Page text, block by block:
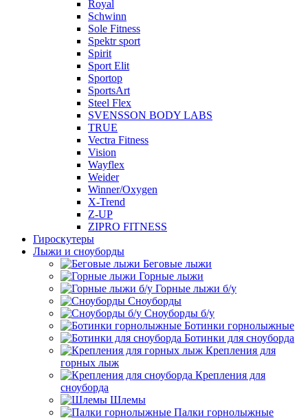
Royal
Schwinn
Sole Fitness
Spektr sport
Spirit
Sport Elit
Sportop
SportsArt
Steel Flex
SVENSSON BODY LABS
TRUE
Vectra Fitness
Vision
Wayflex
Weider
Winner/Oxygen
X-Trend
Z-UP
ZIPRO FITNESS
Гироскутеры
Лыжи и сноуборды
Беговые лыжи
Горные лыжи
Горные лыжи б/у
Сноуборды
Сноуборды б/у
Ботинки горнолыжные
Ботинки для сноуборда
Крепления для
горных лыж
Крепления для
сноуборда
Шлемы
Палки горнолыжные